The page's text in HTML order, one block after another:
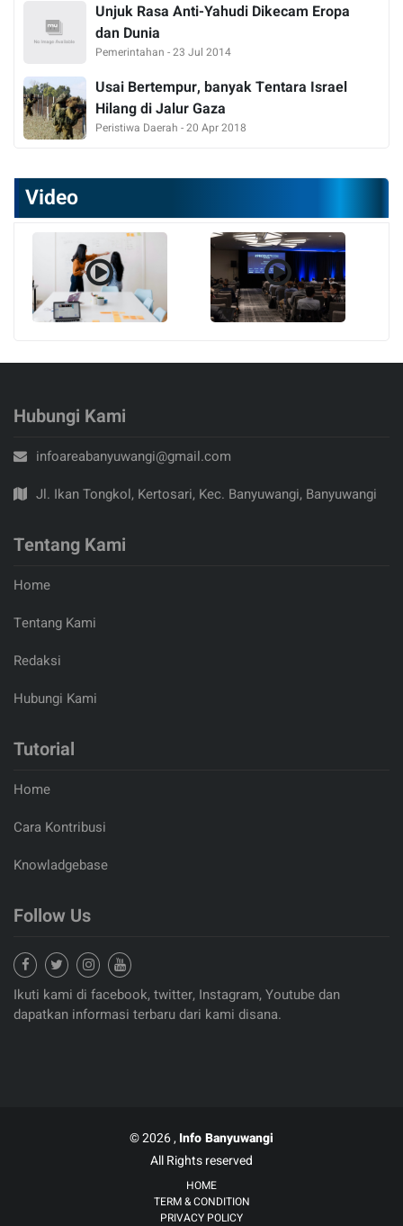
Unjuk Rasa Anti-Yahudi Dikecam Eropa
dan Dunia
Pemerintahan - 23 Jul 2014
Usai Bertempur, banyak Tentara Israel
Hilang di Jalur Gaza
Peristiwa Daerah - 20 Apr 2018
Video
Hubungi Kami
infoareabanyuwangi@gmail.com
Jl. Ikan Tongkol, Kertosari, Kec. Banyuwangi, Banyuwangi
Tentang Kami
Home
Tentang Kami
Redaksi
Hubungi Kami
Tutorial
Home
Cara Kontribusi
Knowladgebase
Follow Us
Ikuti kami di facebook, twitter, Instagram, Youtube dan
dapatkan informasi terbaru dari kami disana.
© 2026 ,Info Banyuwangi
All Rights reserved
HOME
TERM & CONDITION
PRIVACY POLICY